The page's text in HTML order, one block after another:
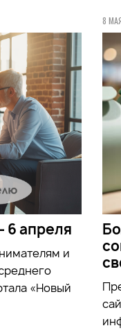
6 апреля
и
«Новый
8